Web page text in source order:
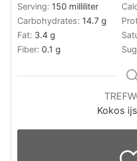
Serving: 150 milliliter
Carbohydrates: 14.7 g
Fat: 3.4 g
Fiber: 0.1 g
Kokos